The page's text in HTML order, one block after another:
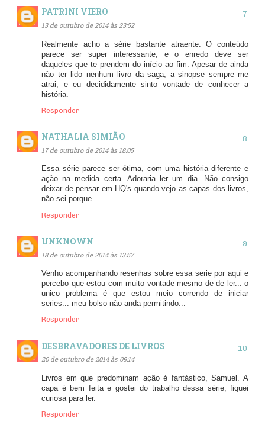
PATRINI VIERO
13 de outubro de 2014 às 23:52
Realmente acho a série bastante atraente. O conteúdo
parece ser super interessante, e o enredo deve ser
daqueles que te prendem do início ao fim. Apesar de ainda
não ter lido nenhum livro da saga, a sinopse sempre me
atrai, e eu decididamente sinto vontade de conhecer a
história.
Responder
NATHALIA SIMIÃO
17 de outubro de 2014 às 18:05
Essa série parece ser ótima, com uma história diferente e
ação na medida certa. Adoraria ler um dia. Não consigo
deixar de pensar em HQ's quando vejo as capas dos livros,
não sei porque.
Responder
UNKNOWN
18 de outubro de 2014 às 13:57
Venho acompanhando resenhas sobre essa serie por aqui e
percebo que estou com muito vontade mesmo de de ler... o
unico problema é que estou meio correndo de iniciar
series... meu bolso não anda permitindo...
Responder
DESBRAVADORES DE LIVROS
20 de outubro de 2014 às 09:14
Livros em que predominam ação é fantástico, Samuel. A
capa é bem feita e gostei do trabalho dessa série, fiquei
curiosa para ler.
Responder